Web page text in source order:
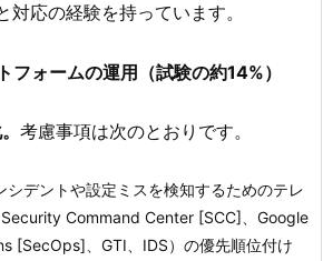
対応の経験を持っています。
フォームの運用（試験の約14%）
考慮事項は次のとおりです。
シデントや設定ミスを検知するためのテレ
Security Command Center [SCC]、Google
[SecOps]、GTI、IDS）の優先順位付け